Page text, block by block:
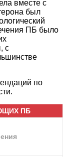
вместе с
был
ПБ было
с
по
ПБ